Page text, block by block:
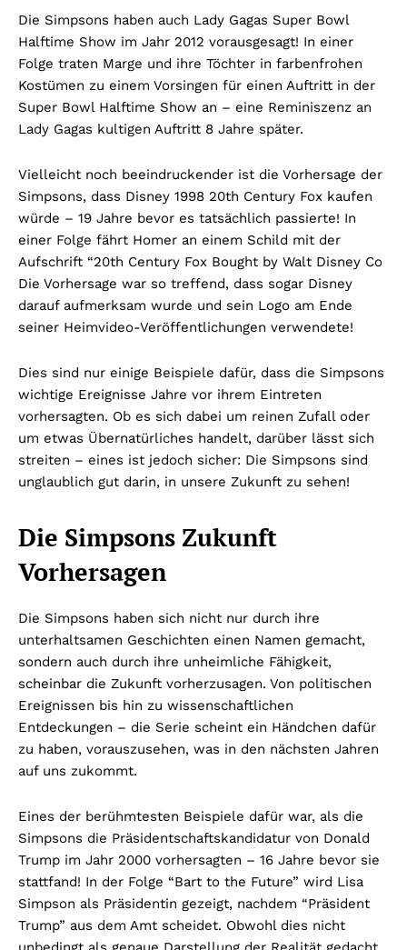
Die Simpsons haben auch Lady Gagas Super Bowl
Halftime Show im Jahr 2012 vorausgesagt! In einer
Folge traten Marge und ihre Töchter in farbenfrohen
Kostümen zu einem Vorsingen für einen Auftritt in der
Super Bowl Halftime Show an – eine Reminiszenz an
Lady Gagas kultigen Auftritt 8 Jahre später.
Vielleicht noch beeindruckender ist die Vorhersage der
Simpsons, dass Disney 1998 20th Century Fox kaufen
würde – 19 Jahre bevor es tatsächlich passierte! In
einer Folge fährt Homer an einem Schild mit der
Aufschrift “20th Century Fox Bought by Walt Disney Co
Die Vorhersage war so treffend, dass sogar Disney
darauf aufmerksam wurde und sein Logo am Ende
seiner Heimvideo-Veröffentlichungen verwendete!
Dies sind nur einige Beispiele dafür, dass die Simpsons
wichtige Ereignisse Jahre vor ihrem Eintreten
vorhersagten. Ob es sich dabei um reinen Zufall oder
um etwas Übernatürliches handelt, darüber lässt sich
streiten – eines ist jedoch sicher: Die Simpsons sind
unglaublich gut darin, in unsere Zukunft zu sehen!
Die Simpsons Zukunft
Vorhersagen
Die Simpsons haben sich nicht nur durch ihre
unterhaltsamen Geschichten einen Namen gemacht,
sondern auch durch ihre unheimliche Fähigkeit,
scheinbar die Zukunft vorherzusagen. Von politischen
Ereignissen bis hin zu wissenschaftlichen
Entdeckungen – die Serie scheint ein Händchen dafür
zu haben, vorauszusehen, was in den nächsten Jahren
auf uns zukommt.
Eines der berühmtesten Beispiele dafür war, als die
Simpsons die Präsidentschaftskandidatur von Donald
Trump im Jahr 2000 vorhersagten – 16 Jahre bevor sie
stattfand! In der Folge “Bart to the Future” wird Lisa
Simpson als Präsidentin gezeigt, nachdem “Präsident
Trump” aus dem Amt scheidet. Obwohl dies nicht